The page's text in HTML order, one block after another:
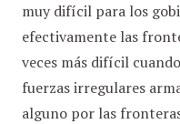
muy difícil para los
efectivamente las
veces más difícil
fuerzas irregulares
alguno por las